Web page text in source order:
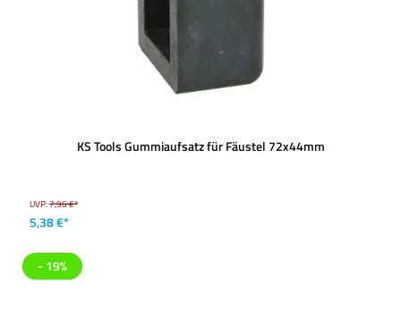
KS Tools Gummiaufsatz für Fäustel 72x44mm
UVP:7,96 €*
5,38 €*
- 19%